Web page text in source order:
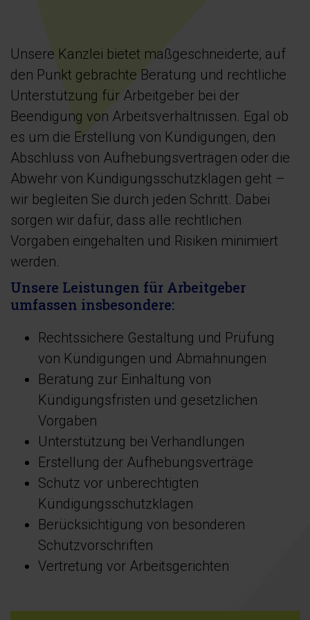
Unsere Kanzlei bietet maßgeschneiderte, auf
den Punkt gebrachte Beratung und rechtliche
Unterstützung für Arbeitgeber bei der
Beendigung von Arbeitsverhältnissen. Egal ob
es um die Erstellung von Kündigungen, den
Abschluss von Aufhebungsverträgen oder die
Abwehr von Kündigungsschutzklagen geht –
wir begleiten Sie durch jeden Schritt. Dabei
sorgen wir dafür, dass alle rechtlichen
Vorgaben eingehalten und Risiken minimiert
werden.
Unsere Leistungen für Arbeitgeber
umfassen insbesondere:
Rechtssichere Gestaltung und Prüfung
von Kündigungen und Abmahnungen
Beratung zur Einhaltung von
Kündigungsfristen und gesetzlichen
Vorgaben
Unterstützung bei Verhandlungen
Erstellung der Aufhebungsverträge
Schutz vor unberechtigten
Kündigungsschutzklagen
Berücksichtigung von besonderen
Schutzvorschriften
Vertretung vor Arbeitsgerichten